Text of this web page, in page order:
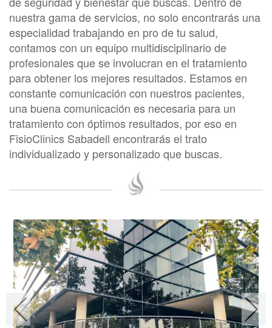
nuestra gama de servicios, no solo encontrarás una
especialidad trabajando en pro de tu salud,
contamos con un equipo multidisciplinario de
profesionales que se involucran en el tratamiento
para obtener los mejores resultados. Estamos en
constante comunicación con nuestros pacientes,
una buena comunicación es necesaria para un
tratamiento con óptimos resultados, por eso en
FisioClinics Sabadell encontrarás el trato
individualizado y personalizado que buscas.